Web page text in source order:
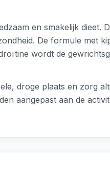
en smakelijk dieet.
De formule met
wordt de
droge plaats en zorg
aangepast aan de